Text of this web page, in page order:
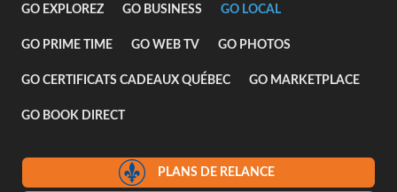
GO EXPLOREZ GO BUSINESS GO LOCAL
GO PRIME TIME GO WEB TV GO PHOTOS
GO CERTIFICATS CADEAUX QUÉBEC GO MARKETPLACE
GO BOOK DIRECT
PLANS DE RELANCE